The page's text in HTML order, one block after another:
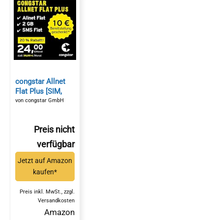
congstar Allnet
Flat Plus [SIM,
Micro-SIM und
(24,00
Euro/Monat, 2 GB
Datenflat mit
max. 21 Mbit/s,
Allnet Flat in alle
dt. Netze) in
bester D-Netz-
Qualität*
von congstar GmbH
Preis nicht
verfügbar
Jetzt auf Amazon
kaufen*
Preis inkl. MwSt., zzgl.
Versandkosten
Amazon